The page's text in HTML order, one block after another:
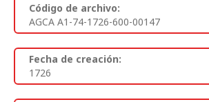
Código de archivo:
AGCA A1-74-1726-600-00147
Fecha de creación:
1726